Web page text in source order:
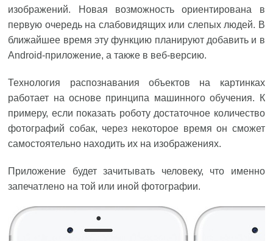
изображений. Новая возможность ориентирована в
первую очередь на слабовидящих или слепых людей. В
ближайшее время эту функцию планируют добавить и в
Android-приложение, а также в веб-версию.
Технология распознавания объектов на картинках
работает на основе принципа машинного обучения. К
примеру, если показать роботу достаточное количество
фотографий собак, через некоторое время он сможет
самостоятельно находить их на изображениях.
Приложение будет зачитывать человеку, что именно
запечатлено на той или иной фотографии.